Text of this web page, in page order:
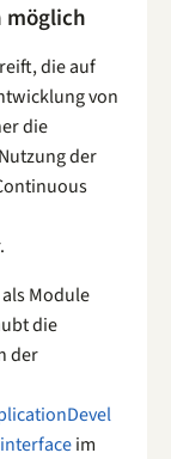
möglich
die auf
von
die
der
Module
die
der
im